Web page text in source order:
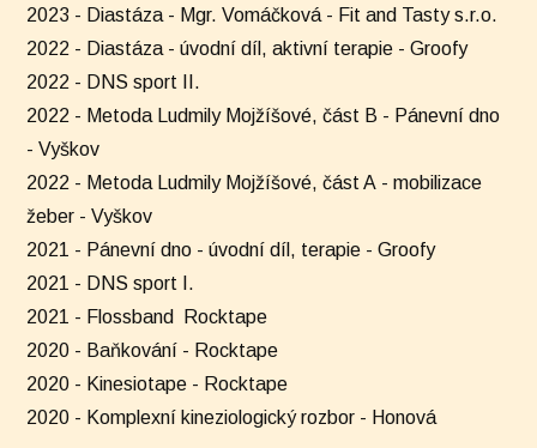
2023 - Diastáza - Mgr. Vomáčková - Fit and Tasty s.r.o.
2022 - Diastáza - úvodní díl, aktivní terapie - Groofy
2022 - DNS sport II.
2022 - Metoda Ludmily Mojžíšové, část B - Pánevní dno
- Vyškov
2022 - Metoda Ludmily Mojžíšové, část A - mobilizace
žeber - Vyškov
2021 - Pánevní dno - úvodní díl, terapie - Groofy
2021 - DNS sport I.
2021 - Flossband Rocktape
2020 - Baňkování - Rocktape
2020 - Kinesiotape - Rocktape
2020 - Komplexní kineziologický rozbor - Honová